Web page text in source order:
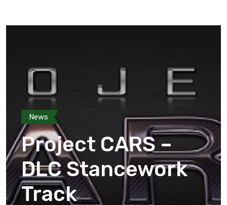
News
Project CARS –
DLC Stancework
Track